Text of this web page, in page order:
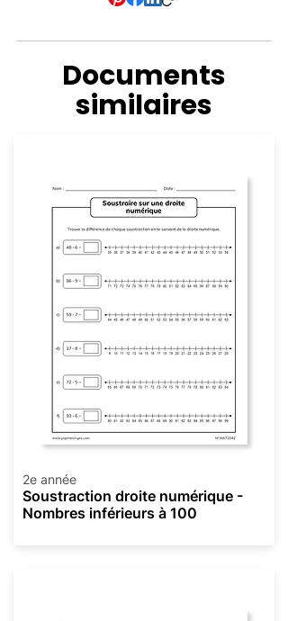
Documents
similaires
2e année
Soustraction droite numérique -
Nombres inférieurs à 100